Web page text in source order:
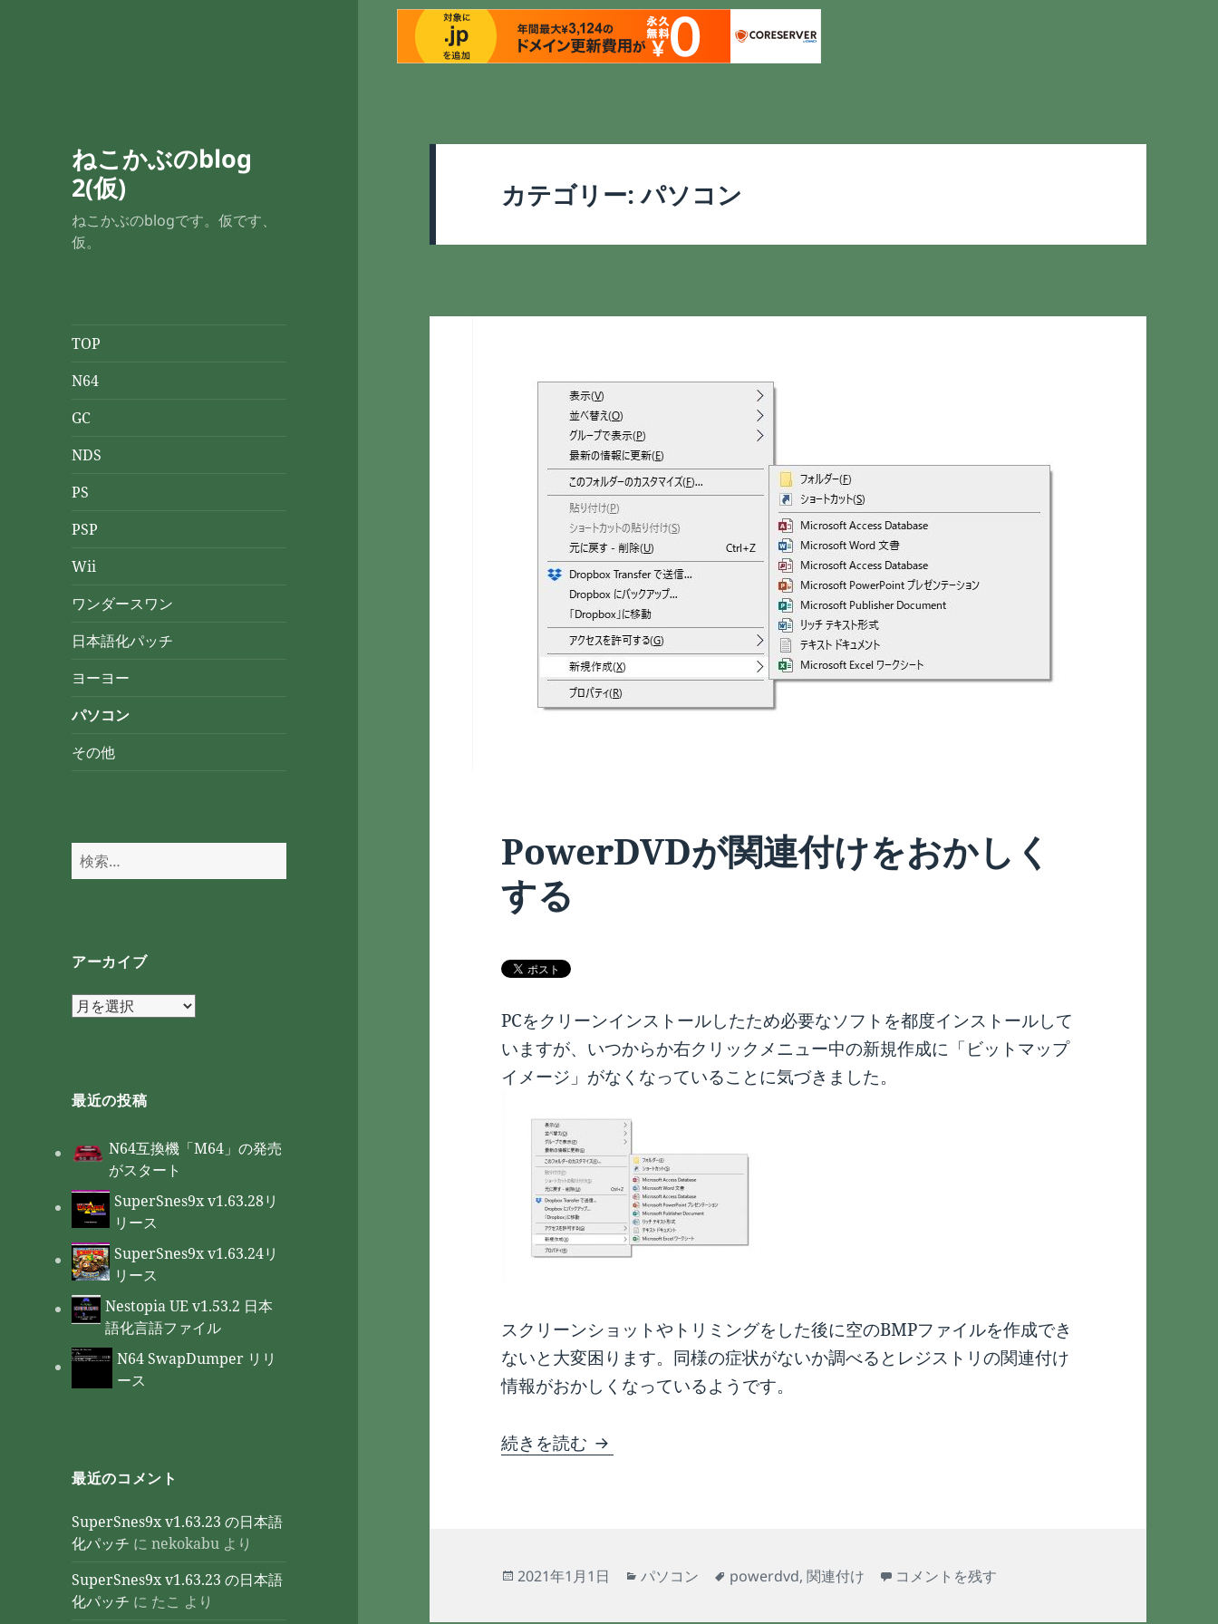
ねこかぶのblog
2(仮)
ねこかぶのblogです。仮です、
仮。
TOP
N64
GC
NDS
PS
PSP
Wii
ワンダースワン
日本語化パッチ
ヨーヨー
パソコン
その他
検
索:
アーカイブ
ア
ブ
最近の投稿
N64互換機「M64」の発売
がスタート
SuperSnes9x v1.63.28リ
リース
SuperSnes9x v1.63.24リ
リース
Nestopia UE v1.53.2 日本
語化言語ファイル
N64 SwapDumper リリ
ース
最近のコメント
SuperSnes9x v1.63.23 の日本語
化パッチ にnekokabu より
SuperSnes9x v1.63.23 の日本語
化パッチ に たこ より
カテゴリー:パソコン
PowerDVDが関連付けをおかしく
する
PCをクリーンインストールしたため必要なソフトを都度インストールして
いますが、いつからか右クリックメニュー中の新規作成に「ビットマップ
イメージ」がなくなっていることに気づきました。
スクリーンショットやトリミングをした後に空のBMPファイルを作成でき
ないと大変困ります。同様の症状がないか調べるとレジストリの関連付け
情報がおかしくなっているようです。
続きを読む PowerDVDが関連付けをおかしくする
投
日:
2021年1月1日
カ
ゴ
パソコン
タ
powerdvd,関連付け PowerDVDが関連付けをおかしくする に
コメントを残す